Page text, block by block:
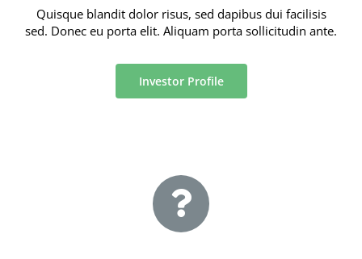
Quisque blandit dolor risus, sed dapibus dui facilisis
sed. Donec eu porta elit. Aliquam porta sollicitudin ante.
Investor Profile